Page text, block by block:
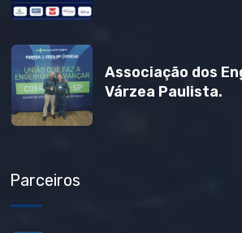
Associação dos
Várzea Paulista.
Parceiros